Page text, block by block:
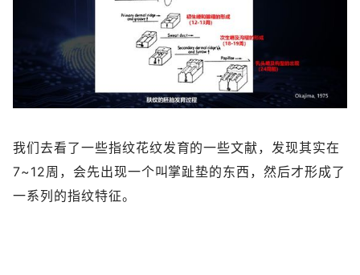
我们去看了一些指纹花纹发育的一些文献，发现其实在
7~12周，会先出现一个叫掌趾垫的东西，然后才形成了
一系列的指纹特征。